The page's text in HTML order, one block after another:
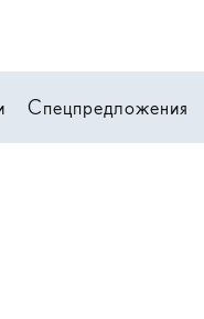
Спецпредложения